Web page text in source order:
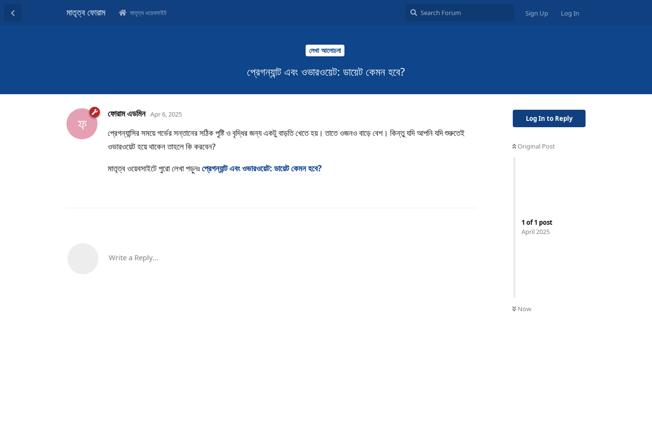
মাতৃত্ব ফোরাম মাতৃত্ব ওয়েবসাইট Sign Up Log In
লেখা আলোচনা
প্রেগন্যান্ট এবং ওভারওয়েট: ডায়েট কেমন হবে?
Log In to Reply
Original Post
1 of1 post
April 2025
Now
ফ ফোরাম এডমিন Apr 6, 2025
প্রেগন্যান্সির সময়ে গর্ভের সন্তানের সঠিক পুষ্টি ও বৃদ্ধির জন্য একটু বাড়তি খেতে হয়। তাতে ওজনও বাড়ে বেশ। কিন্তু যদি আপনি যদি শুরুতেই
ওভারওয়েট হয়ে থাকেন তাহলে কি করবেন?
মাতৃত্ব ওয়েবসাইটে পুরো লেখা পড়ুনঃপ্রেগন্যান্ট এবং ওভারওয়েট: ডায়েট কেমন হবে?
Write a Reply...